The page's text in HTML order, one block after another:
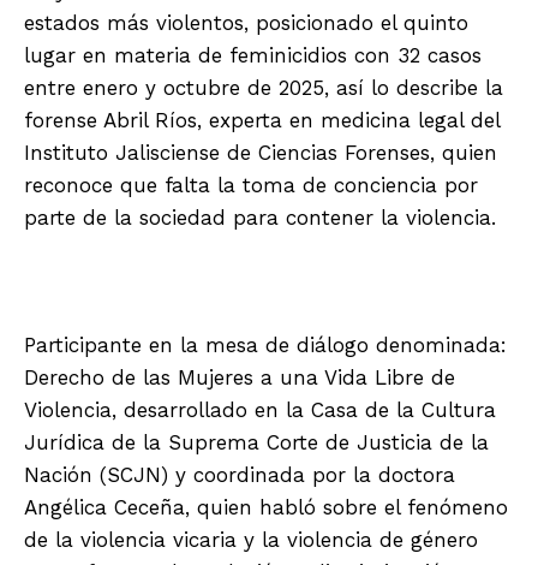
estados más violentos, posicionado el quinto
lugar en materia de feminicidios con 32 casos
entre enero y octubre de 2025, así lo describe la
forense Abril Ríos, experta en medicina legal del
Instituto Jalisciense de Ciencias Forenses, quien
reconoce que falta la toma de conciencia por
parte de la sociedad para contener la violencia.
Participante en la mesa de diálogo denominada:
Derecho de las Mujeres a una Vida Libre de
Violencia, desarrollado en la Casa de la Cultura
Jurídica de la Suprema Corte de Justicia de la
Nación (SCJN) y coordinada por la doctora
Angélica Ceceña, quien habló sobre el fenómeno
de la violencia vicaria y la violencia de género